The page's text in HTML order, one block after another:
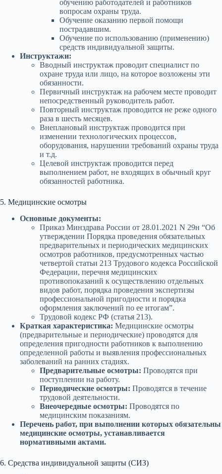
обучению работодателей и работников
вопросам охраны труда.
Обучение оказанию первой помощи
пострадавшим.
Обучение по использованию (применению)
средств индивидуальной защиты.
Инструктажи:
Вводный инструктаж проводит специалист по
охране труда или лицо, на которое возложены эти
обязанности.
Первичный инструктаж на рабочем месте проводит
непосредственный руководитель работ.
Повторный инструктаж проводится не реже одного
раза в шесть месяцев.
Внеплановый инструктаж проводится при
изменении технологических процессов,
оборудования, нарушении требований охраны труда
и т.д.
Целевой инструктаж проводится перед
выполнением работ, не входящих в обычный круг
обязанностей работника.
5. Медицинские осмотры
Основные документы:
Приказ Минздрава России от 28.01.2021 N 29н “Об
утверждении Порядка проведения обязательных
предварительных и периодических медицинских
осмотров работников, предусмотренных частью
четвертой статьи 213 Трудового кодекса Российской
Федерации, перечня медицинских
противопоказаний к осуществлению отдельных
видов работ, порядка проведения экспертизы
профессиональной пригодности и порядка
оформления заключений по ее итогам”.
Трудовой кодекс РФ (статья 213).
Краткая характеристика: Медицинские осмотры
(предварительные и периодические) проводятся для
определения пригодности работников к выполнению
определенной работы и выявления профессиональных
заболеваний на ранних стадиях.
Предварительные осмотры: Проводятся при
поступлении на работу.
Периодические осмотры: Проводятся в течение
трудовой деятельности.
Внеочередные осмотры: Проводятся по
медицинским показаниям.
Перечень работ, при выполнении которых обязательны
медицинские осмотры, устанавливается
нормативными актами.
6. Средства индивидуальной защиты (СИЗ)